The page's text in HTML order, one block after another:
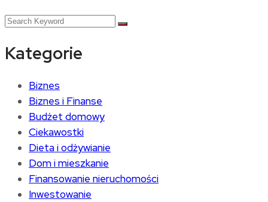
Kategorie
Biznes
Biznes i Finanse
Budżet domowy
Ciekawostki
Dieta i odżywianie
Dom i mieszkanie
Finansowanie nieruchomości
Inwestowanie